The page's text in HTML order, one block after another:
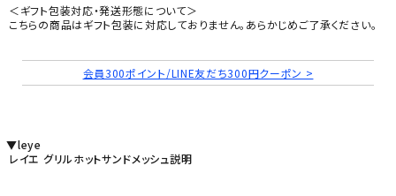
＜ギフト包装対応・発送形態について＞
こちらの商品はギフト包装に対応しておりません。あらかじめご了承ください。
会員300ポイント/LINE友だち300円クーポン >
▼leye
レイエ グリルホットサンドメッシュ説明